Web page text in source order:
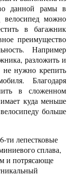
данной рамы в
велосипед можно
в багажник
преимущество
Например
разложить и
не нужно крепить
Благодаря
в сложенном
куда меньше
больше
ти лепестковые
сплава,
и потрясающе